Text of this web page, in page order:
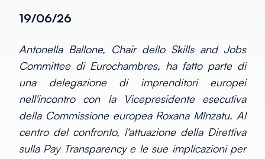
19/06/26
Antonella Ballone, Chair dello Skills and Jobs
Committee di Eurochambres, ha fatto parte di
una delegazione di imprenditori europei
nell'incontro con la Vicepresidente esecutiva
della Commissione europea Roxana Mînzatu. Al
centro del confronto, l'attuazione della Direttiva
sulla Pay Transparency e le sue implicazioni per